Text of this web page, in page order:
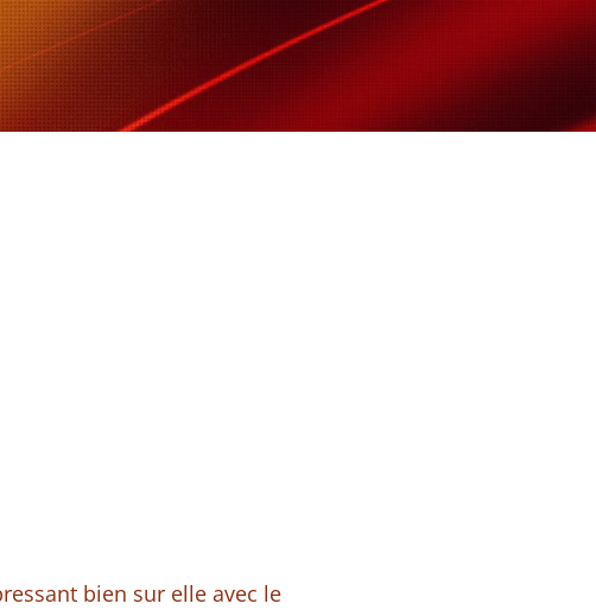
bien sur elle avec le